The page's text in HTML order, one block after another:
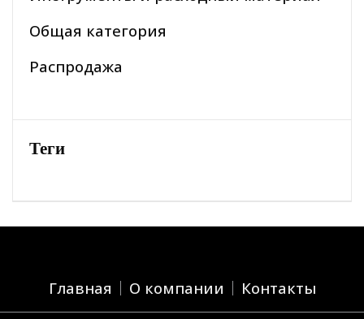
Общая категория
Распродажа
Теги
Главная О компании Контакты